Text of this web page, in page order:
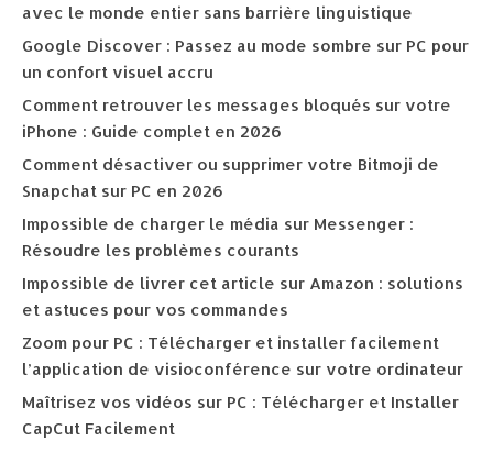
avec le monde entier sans barrière linguistique
Google Discover : Passez au mode sombre sur PC pour
un confort visuel accru
Comment retrouver les messages bloqués sur votre
iPhone : Guide complet en 2026
Comment désactiver ou supprimer votre Bitmoji de
Snapchat sur PC en 2026
Impossible de charger le média sur Messenger :
Résoudre les problèmes courants
Impossible de livrer cet article sur Amazon : solutions
et astuces pour vos commandes
Zoom pour PC : Télécharger et installer facilement
l’application de visioconférence sur votre ordinateur
Maîtrisez vos vidéos sur PC : Télécharger et Installer
CapCut Facilement